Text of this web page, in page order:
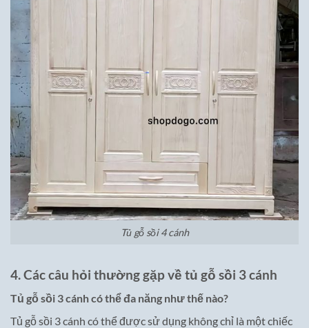
Tủ gỗ sồi 4 cánh
4. Các câu hỏi thường gặp về tủ gỗ sồi 3 cánh
Tủ gỗ sồi 3 cánh có thể đa năng như thế nào?
Tủ gỗ sồi 3 cánh có thể được sử dụng không chỉ là một chiếc